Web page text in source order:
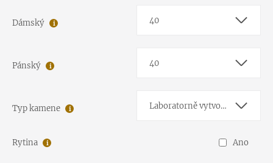
Dámský 40
Pánský 40
Typ kamene Laboratorně vytvořený diamant E-F/VS-SI1
Rytina Ano